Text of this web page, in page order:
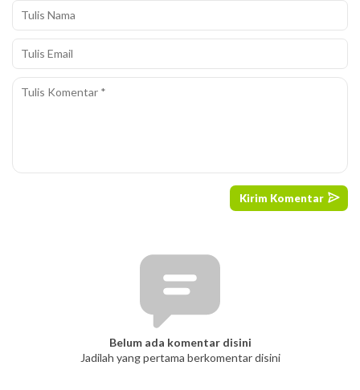
Belum ada komentar disini
Jadilah yang pertama berkomentar disini